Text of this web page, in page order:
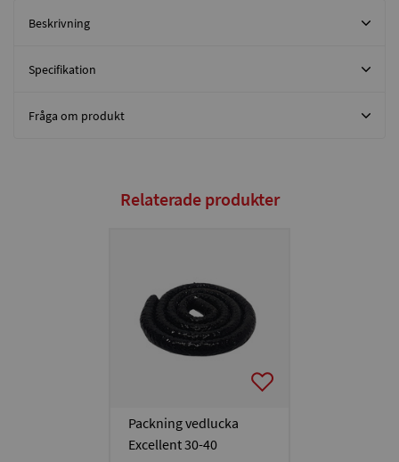
Beskrivning
Specifikation
Fråga om produkt
Relaterade produkter
Packning vedlucka
Excellent 30-40